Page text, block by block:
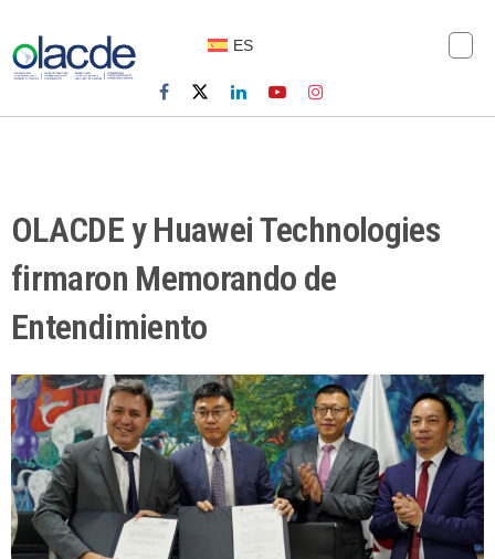
ES
OLACDE y Huawei Technologies
firmaron Memorando de
Entendimiento